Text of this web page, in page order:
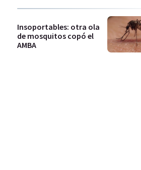
Insoportables: otra ola
de mosquitos copó el
AMBA